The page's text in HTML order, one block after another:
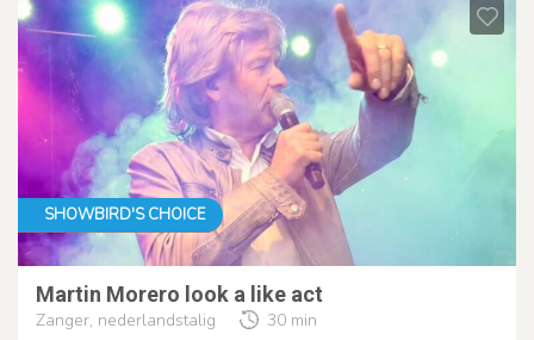
SHOWBIRD'S CHOICE
Martin Morero look a like act
Zanger, nederlandstalig 30 min